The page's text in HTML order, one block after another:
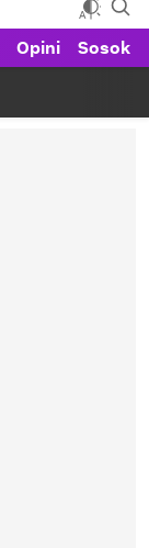
Opini Sosok